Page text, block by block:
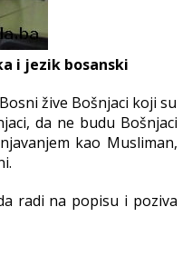
i jezik bosanski
žive Bošnjaci koji su
da ne budu Bošnjaci
kao Musliman,
radi na popisu i poziva